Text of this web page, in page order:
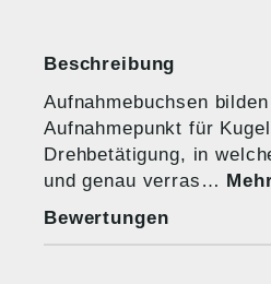
Beschreibung
Aufnahmebuchsen
Aufnahmepunkt für
Drehbetätigung, in
und genau verras…
Bewertungen